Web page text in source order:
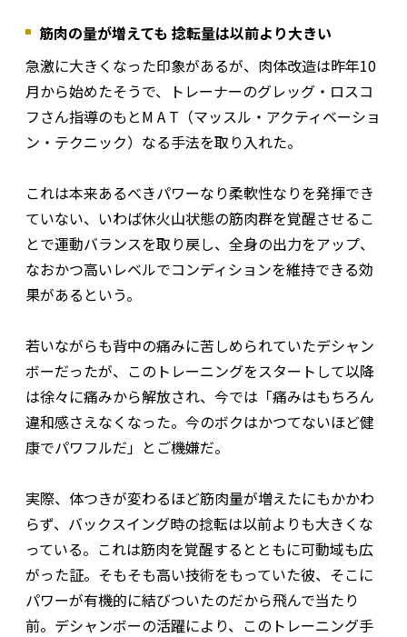
筋肉の量が増えても 捻転量は以前より大きい
急激に大きくなった印象があるが、肉体改造は昨年10
月から始めたそうで、トレーナーのグレッグ・ロスコ
フさん指導のもとM A T（マッスル・アクティベーショ
ン・テクニック）なる手法を取り入れた。
これは本来あるべきパワーなり柔軟性なりを発揮でき
ていない、いわば休火山状態の筋肉群を覚醒させるこ
とで運動バランスを取り戻し、全身の出力をアップ、
なおかつ高いレベルでコンディションを維持できる効
果があるという。
若いながらも背中の痛みに苦しめられていたデシャン
ボーだったが、このトレーニングをスタートして以降
は徐々に痛みから解放され、今では「痛みはもちろん
違和感さえなくなった。今のボクはかつてないほど健
康でパワフルだ」とご機嫌だ。
実際、体つきが変わるほど筋肉量が増えたにもかかわ
らず、バックスイング時の捻転は以前よりも大きくな
っている。これは筋肉を覚醒するとともに可動域も広
がった証。そもそも高い技術をもっていた彼、そこに
パワーが有機的に結びついたのだから飛んで当たり
前。デシャンボーの活躍により、このトレーニング手